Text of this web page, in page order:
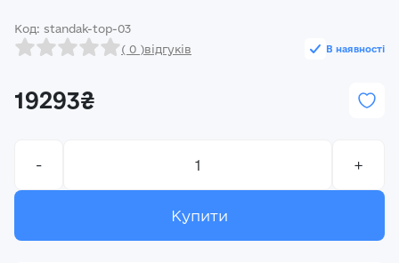
Код: standak-top-03
В наявності
( 0 )відгуків
19293₴
- +
Купити